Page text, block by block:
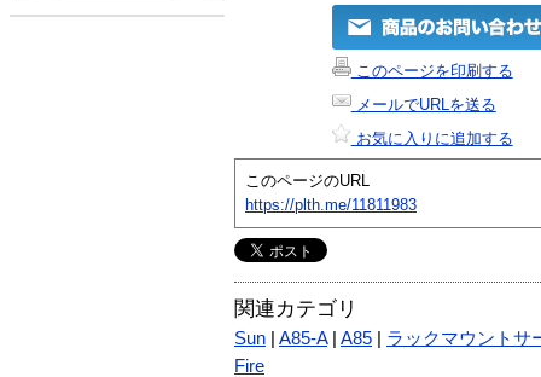
このページを印刷する
メールでURLを送る
お気に入りに追加する
このページのURL
https://plth.me/11811983
関連カテゴリ
Sun A85-A| A85
ラックマウントサ
Fire